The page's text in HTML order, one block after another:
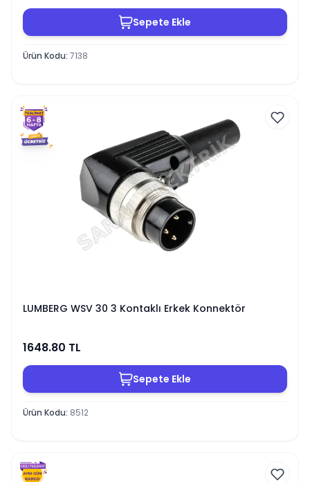
Sepete Ekle
Ürün Kodu: 7138
LUMBERG WSV 30 3 Kontaklı Erkek Konnektör
1648.80 TL
Sepete Ekle
Ürün Kodu: 8512